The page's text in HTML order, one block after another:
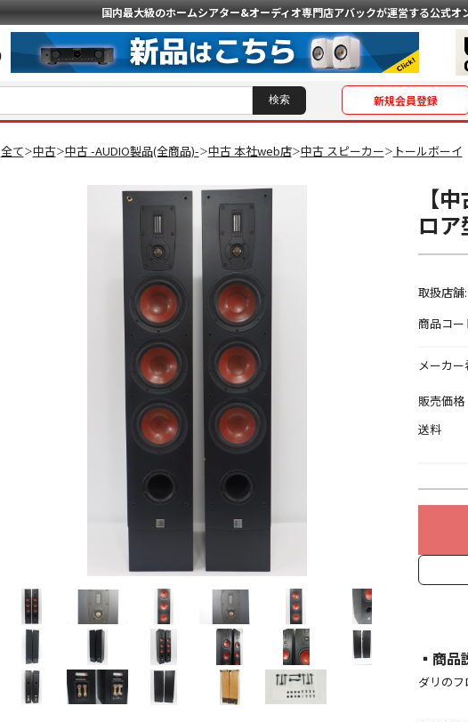
国内最大級のホームシアター&オーディオ専門店アバックが運営する公式オ
新規会員登録
全て＞中古＞中古 -AUDIO製品(全商品)-＞中古 本社web店＞中古 スピーカー＞ トールボーイ
【
ロア
取扱店舗:
商品コー
メーカ
販売価格
送料
▪︎商品
ダリのフ